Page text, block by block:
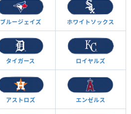
ブルージェイズ ホワイトソックス
タイガース ロイヤルズ
アストロズ エンゼルス